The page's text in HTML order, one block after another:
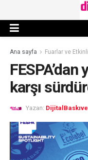
Ana sayfa Fuarlar ve
karşı
Yazan: